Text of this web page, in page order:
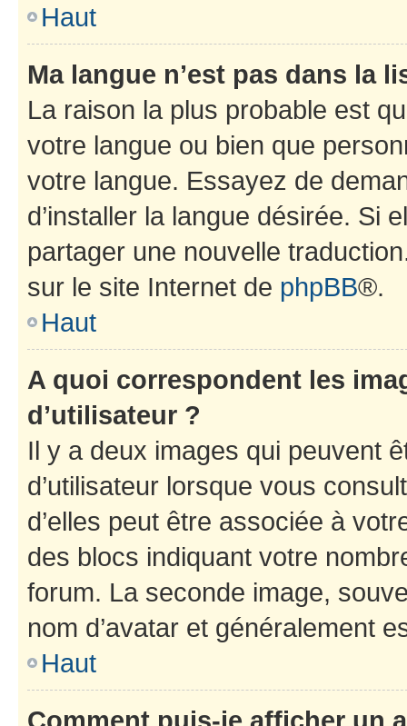
Haut
Ma langue n’est pas dans la
La raison la plus probable est
votre langue ou bien que
votre langue. Essayez de
d’installer la langue désirée. Si
partager une nouvelle
sur le site Internet de phpBB®.
Haut
A quoi correspondent les
d’utilisateur ?
Il y a deux images qui peuvent
d’utilisateur lorsque vous
d’elles peut être associée à
des blocs indiquant votre
forum. La seconde image,
nom d’avatar et généralement
Haut
Comment puis-je afficher un